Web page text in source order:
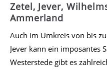
Zetel, Jever,
Ammerland
Auch im Umkreis von bis
Jever kann ein imposantes
Westerstede gibt es